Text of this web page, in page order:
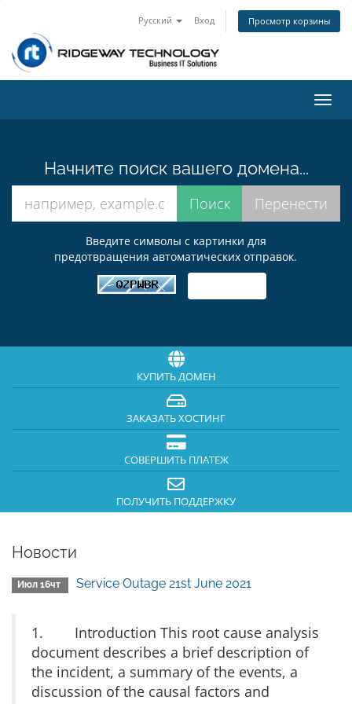
Русский Вход Просмотр корзины
Начните поиск вашего домена...
Введите символы с картинки для
предотвращения автоматических отправок.
КУПИТЬ ДОМЕН
ЗАКАЗАТЬ ХОСТИНГ
СОВЕРШИТЬ ПЛАТЕЖ
ПОЛУЧИТЬ ПОДДЕРЖКУ
Новости
Июл 16чт Service Outage 21st June 2021
1. Introduction This root cause analysis
document describes a brief description of
the incident, a summary of the events, a
discussion of the causal factors and